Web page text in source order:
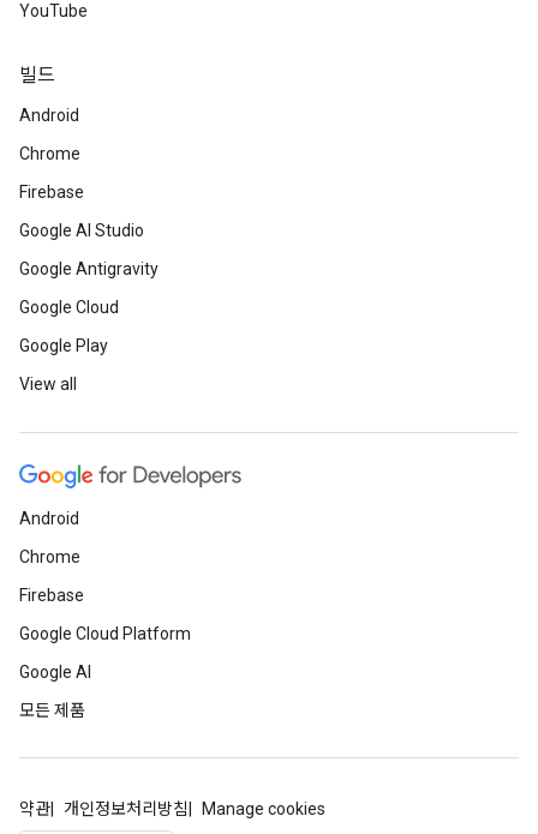
YouTube
빌드
Android
Chrome
Firebase
Google AI Studio
Google Antigravity
Google Cloud
Google Play
View all
Android
Chrome
Firebase
Google Cloud Platform
Google AI
모든 제품
약관 개인정보처리방침 Manage cookies